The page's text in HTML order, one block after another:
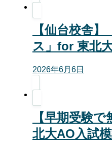
【仙台校舎
ス」for 東北
2026年6月6日
【早期受験
北大AO入試